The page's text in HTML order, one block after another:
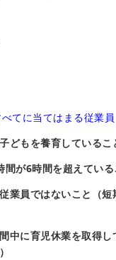
てに当てはまる従業員
どもを養育しているこ
が6時間を超えている
業員ではないこと（短
中に育児休業を取得し